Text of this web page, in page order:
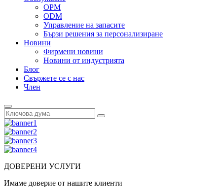
ОРМ
ODM
Управление на запасите
Бързи решения за персонализиране
Новини
Фирмени новини
Новини от индустрията
Блог
Свържете се с нас
Член
ДОВЕРЕНИ УСЛУГИ
Имаме доверие от нашите клиенти